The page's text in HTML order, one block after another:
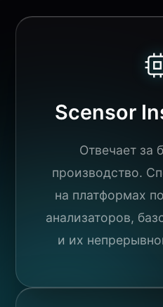
Scensor
Отвечает за
производство.
на платформах
анализаторов,
и их